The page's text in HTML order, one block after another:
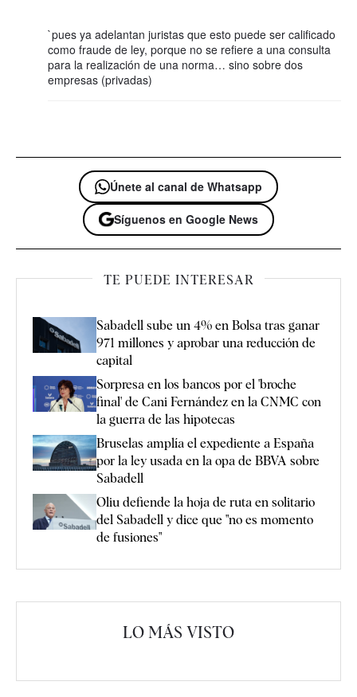
`pues ya adelantan juristas que esto puede ser calificado
como fraude de ley, porque no se refiere a una consulta
para la realización de una norma… sino sobre dos
empresas (privadas)
Únete al canal de Whatsapp
Síguenos en Google News
TE PUEDE INTERESAR
Sabadell sube un 4% en Bolsa tras ganar
971 millones y aprobar una reducción de
capital
Sorpresa en los bancos por el 'broche
final' de Cani Fernández en la CNMC con
la guerra de las hipotecas
Bruselas amplía el expediente a España
por la ley usada en la opa de BBVA sobre
Sabadell
Oliu defiende la hoja de ruta en solitario
del Sabadell y dice que "no es momento
de fusiones"
LO MÁS VISTO